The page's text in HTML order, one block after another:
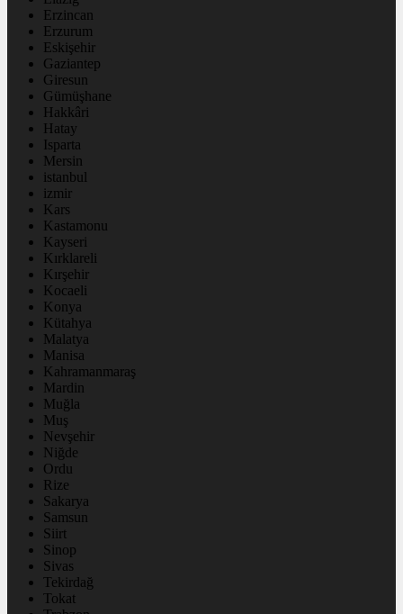
Erzincan
Erzurum
Eskişehir
Gaziantep
Giresun
Gümüşhane
Hakkâri
Hatay
Isparta
Mersin
istanbul
izmir
Kars
Kastamonu
Kayseri
Kırklareli
Kırşehir
Kocaeli
Konya
Kütahya
Malatya
Manisa
Kahramanmaraş
Mardin
Muğla
Muş
Nevşehir
Niğde
Ordu
Rize
Sakarya
Samsun
Siirt
Sinop
Sivas
Tekirdağ
Tokat